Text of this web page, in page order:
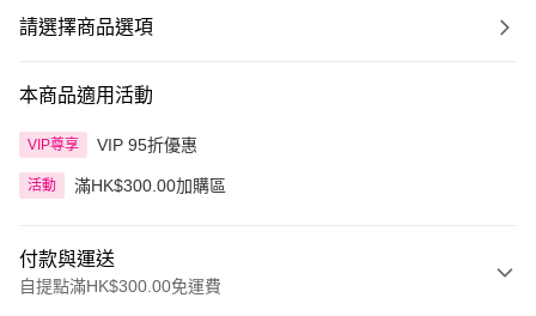
請選擇商品選項
本商品適用活動
VIP尊享 VIP 95折優惠
活動 滿HK$300.00加購區
付款與運送
自提點滿HK$300.00免運費